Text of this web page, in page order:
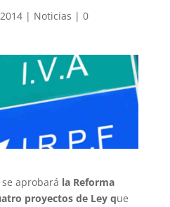
| Noticias | 0
aprobará la Reforma
proyectos de Ley que